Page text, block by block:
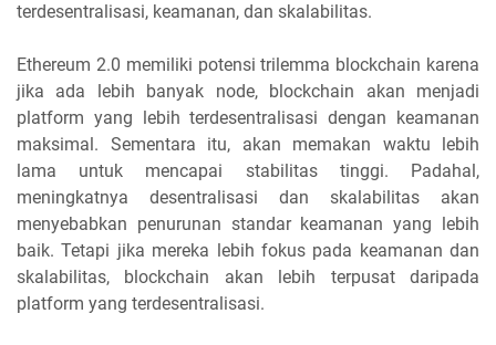
terdesentralisasi, keamanan, dan skalabilitas.
Ethereum 2.0 memiliki potensi trilemma blockchain karena
jika ada lebih banyak node, blockchain akan menjadi
platform yang lebih terdesentralisasi dengan keamanan
maksimal. Sementara itu, akan memakan waktu lebih
lama untuk mencapai stabilitas tinggi. Padahal,
meningkatnya desentralisasi dan skalabilitas akan
menyebabkan penurunan standar keamanan yang lebih
baik. Tetapi jika mereka lebih fokus pada keamanan dan
skalabilitas, blockchain akan lebih terpusat daripada
platform yang terdesentralisasi.